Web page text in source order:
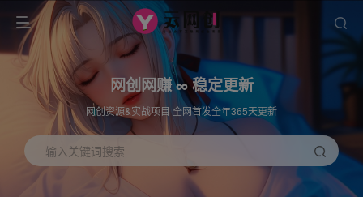
网创网赚 ∞ 稳定更新
网创资源&实战项目 全网首发全年365天更新
输入关键词搜索